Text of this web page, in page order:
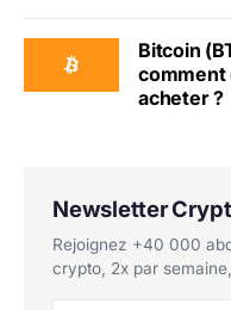
Bitcoin
comment
acheter ?
Newsletter
Rejoignez +40 000
crypto, 2x par